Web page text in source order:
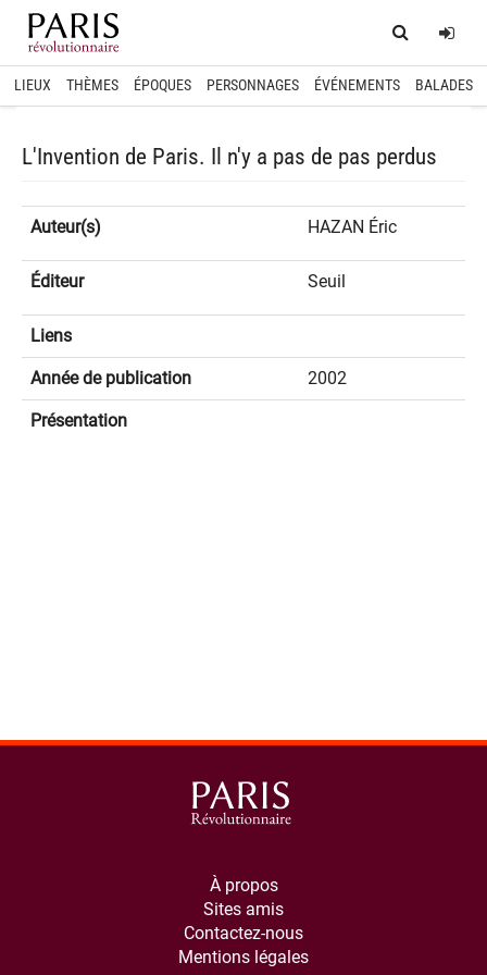
Home
LIEUX THÈMES ÉPOQUES PERSONNAGES ÉVÉNEMENTS BALADES
L'Invention de Paris. Il n'y a pas de pas perdus
Auteur(s) HAZAN Éric
Éditeur Seuil
Liens
Année de publication 2002
Présentation
À propos
Sites amis
Contactez-nous
Mentions légales